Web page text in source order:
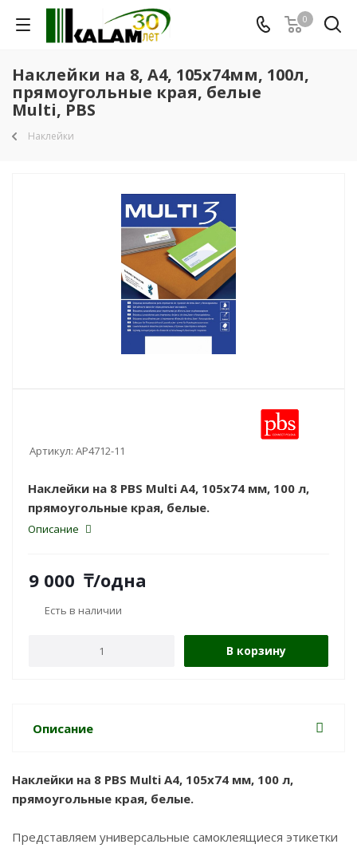
0
Наклейки на 8, А4, 105x74мм, 100л,
прямоугольные края, белые
Multi, PBS
Наклейки
Артикул: AP4712-11
Наклейки на 8 PBS Multi А4, 105x74 мм, 100 л,
прямоугольные края, белые.
Описание
9 000 ₸/одна
Есть в наличии
В корзину
Описание
Наклейки на 8 PBS Multi А4, 105x74 мм, 100 л,
прямоугольные края, белые.
Представляем универсальные самоклеящиеся этикетки